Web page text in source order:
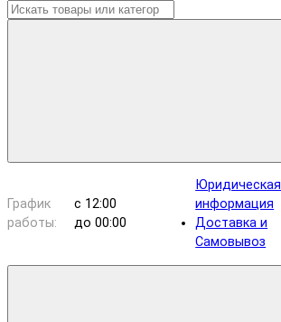
График
работы:
с 12:00
до 00:00
Юридическая
информация
Доставка и
Самовывоз